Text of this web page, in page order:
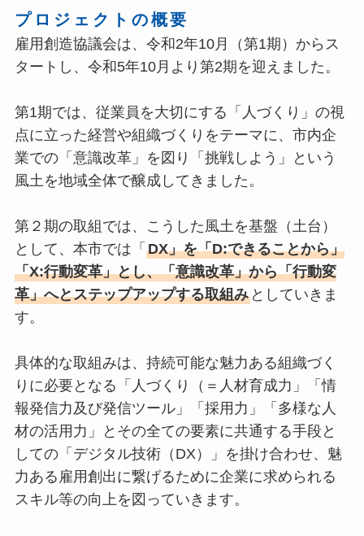
プロジェクトの概要
雇用創造協議会は、令和2年10月（第1期）からス
タートし、令和5年10月より第2期を迎えました。
第1期では、従業員を大切にする「人づくり」の視
点に立った経営や組織づくりをテーマに、市内企
業での「意識改革」を図り「挑戦しよう」という
風土を地域全体で醸成してきました。
第２期の取組では、こうした風土を基盤（土台）
として、本市では「 DX」を「D:できることから」
「X:行動変革」とし、「意識改革」から「行動変
革」へとステップアップする取組みとしていきま
す。
具体的な取組みは、持続可能な魅力ある組織づく
りに必要となる「人づくり（＝人材育成力」「情
報発信力及び発信ツール」「採用力」「多様な人
材の活用力」とその全ての要素に共通する手段と
しての「デジタル技術（DX）」を掛け合わせ、魅
力ある雇用創出に繋げるために企業に求められる
スキル等の向上を図っていきます。